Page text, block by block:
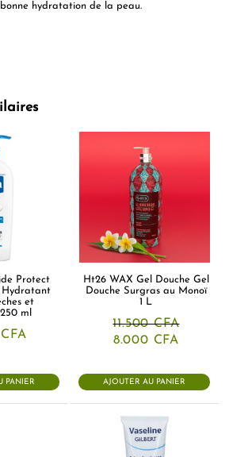
hydratation de la peau.
Protect
Hydratant
et
ml
CFA
PANIER
Ht26 WAX Gel Douche Gel
Douche Surgras au Monoï
1 L
11.500CFA
Le
était :
11.500 CFA.
8.000 CFA
est :
8.000 CFA.
AJOUTER AU PANIER